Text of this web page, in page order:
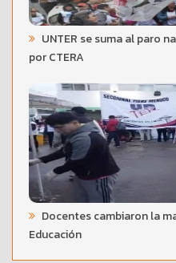
UNTER se suma al paro
por CTERA
Docentes cambiaron la
Educación